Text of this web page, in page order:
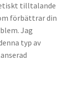
tilltalande
förbättrar din
Jag
typ av